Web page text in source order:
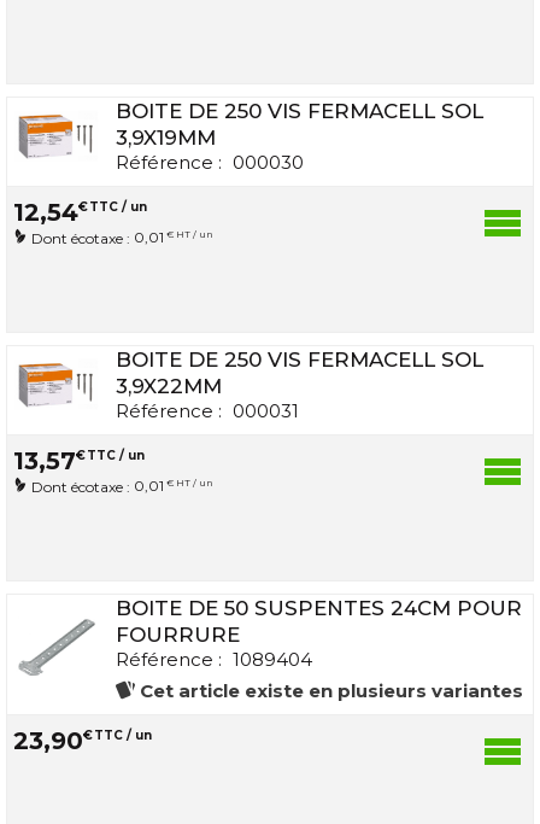
BOITE DE 250 VIS FERMACELL SOL
3,9X19MM
Référence : 000030
12,54€TTC / un
Dont écotaxe : 0,01 € HT / un
BOITE DE 250 VIS FERMACELL SOL
3,9X22MM
Référence : 000031
13,57€TTC / un
Dont écotaxe : 0,01 € HT / un
BOITE DE 50 SUSPENTES 24CM POUR
FOURRURE
Référence : 1089404
Cet article existe en plusieurs variantes
23,90€TTC / un